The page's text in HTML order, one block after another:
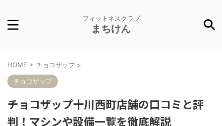
フィットネスクラブ
まちけん
HOME > チョコザップ >
チョコザップ
チョコザップ十川西町店舗の口コミと評
判！マシンや設備一覧を徹底解説